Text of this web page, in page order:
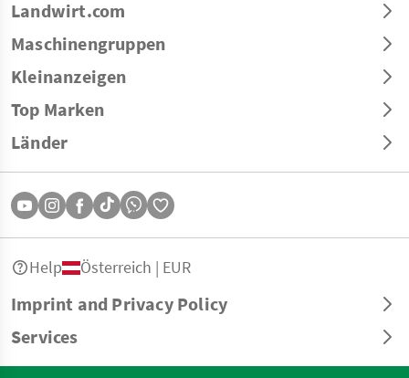
Landwirt.com
Maschinengruppen
Kleinanzeigen
Top Marken
Länder
Imprint and Privacy Policy
Services
Help Österreich | EUR